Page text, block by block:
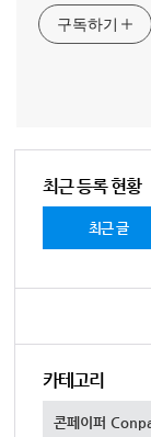
구독하기
최근 등록 현황
최근 글
카테고리
콘페이퍼